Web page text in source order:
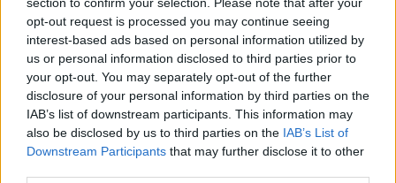
opt-out request is processed you may continue seeing
interest-based ads based on personal information utilized by
us or personal information disclosed to third parties prior to
your opt-out. You may separately opt-out of the further
disclosure of your personal information by third parties on the
IAB’s list of downstream participants. This information may
also be disclosed by us to third parties on the IAB’s List of
Downstream Participants that may further disclose it to other
In queste due giornate si sono già distinti singoli
numeri e nomi che potrebbero risultare decisivi
nella corsa ai quarti: la gestione del ritmo, la
capacità di dominare il pitturato e l’affidabilità al
tiro dall’arco si stanno rivelando fattori chiave.
Nei prossimi incontri sarà interessante